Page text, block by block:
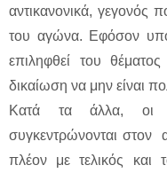
αντικανονικά, γεγονός
του αγώνα. Εφόσον
επιληφθεί του
δικαίωση να μην είναι
Κατά τα άλλα, οι
συγκεντρώνονται στον
πλέον με τελικός και